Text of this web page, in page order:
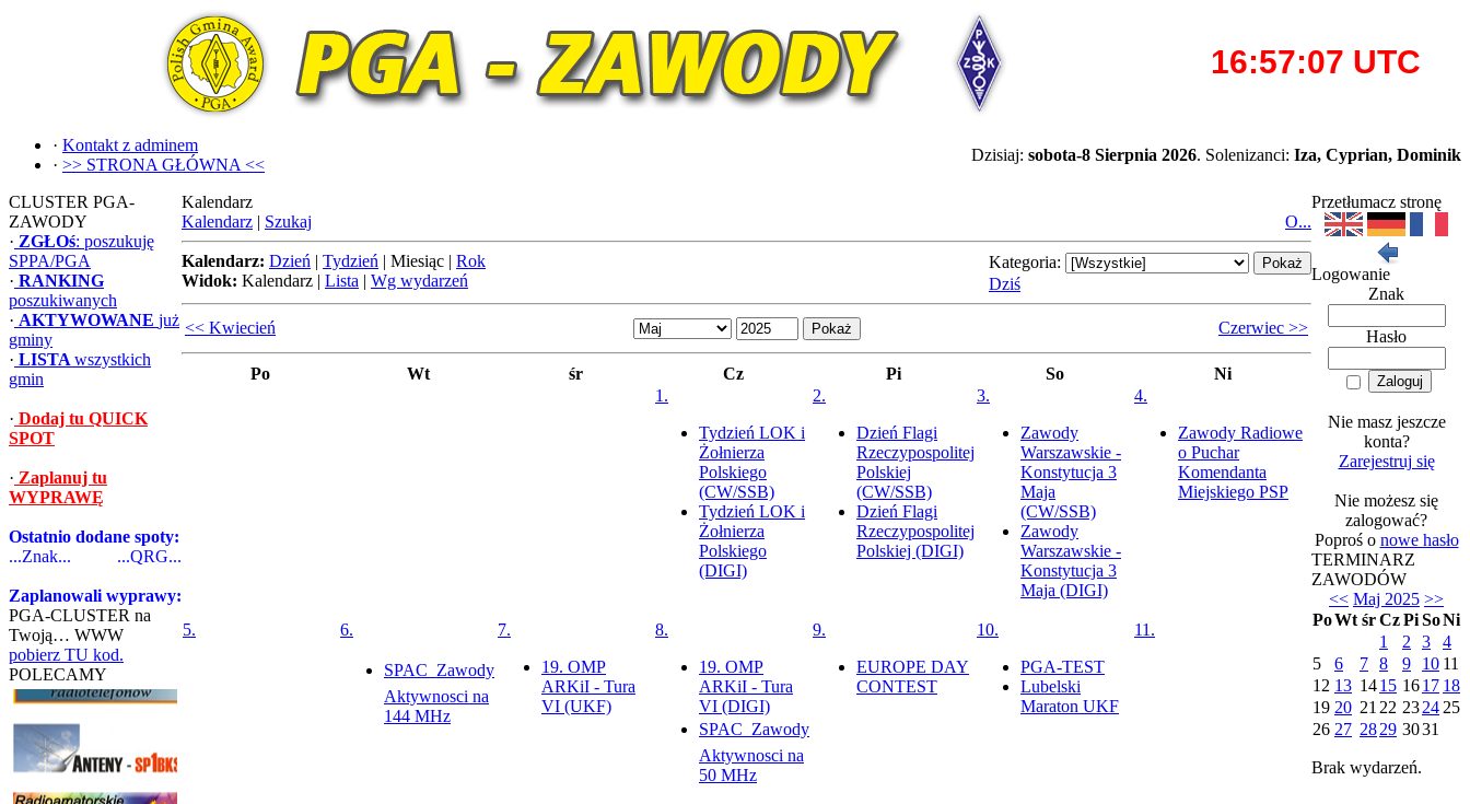
· Kontakt z adminem
· >> STRONA GŁÓWNA <<
Dzisiaj: sobota-8 Sierpnia 2026. Solenizanci: Iza, Cyprian, Dominik
CLUSTER PGA-
ZAWODY
· ZGŁOś: poszukuję
SPPA/PGA
· RANKING
poszukiwanych
· AKTYWOWANE już
gminy
· LISTA wszystkich
gmin
· Dodaj tu QUICK
SPOT
· Zaplanuj tu
WYPRAWĘ
Ostatnio dodane spoty:
...Znak...
...QRG...
Zaplanowali wyprawy:
PGA-CLUSTER na
Twoją… WWW
pobierz TU kod.
POLECAMY
Kalendarz
Kalendarz | Szukaj O...
Kalendarz: Dzień | Tydzień | Miesiąc | Rok
Widok: Kalendarz | Lista | Wg wydarzeń
Kategoria:
Dziś
<< Kwiecień Czerwiec >>
Po Wt śr Cz Pi So
Ni
1.
Tydzień LOK i
Żołnierza
Polskiego
(CW/SSB)
Tydzień LOK i
Żołnierza
Polskiego
(DIGI)
2.
Dzień Flagi
Rzeczypospolitej
Polskiej
(CW/SSB)
Dzień Flagi
Rzeczypospolitej
Polskiej (DIGI)
3.
Zawody
Warszawskie -
Konstytucja 3
Maja
(CW/SSB)
Zawody
Warszawskie -
Konstytucja 3
Maja (DIGI)
4.
Zawody Radiowe
o Puchar
Komendanta
Miejskiego PSP
5. 6.
SPAC  Zawody
Aktywnosci na
144 MHz
7.
19. OMP
ARKiI - Tura
VI (UKF)
8.
19. OMP
ARKiI - Tura
VI (DIGI)
SPAC  Zawody
Aktywnosci na
50 MHz
9.
EUROPE DAY
CONTEST
10.
PGA-TEST
Lubelski
Maraton UKF
11.
Przetłumacz stronę
Logowanie
Znak
Hasło
Nie masz jeszcze
konta?
Zarejestruj się
Nie możesz się
zalogować?
Poproś o nowe hasło
TERMINARZ
ZAWODÓW
<< Maj 2025 >>
PoWt śr CzPiSoNi
1
2 3
4
5
6 7 8 9 10 11
12 13 1415 1617 18
19 20 21 22 2324 25
26 27 2829 3031
Brak wydarzeń.